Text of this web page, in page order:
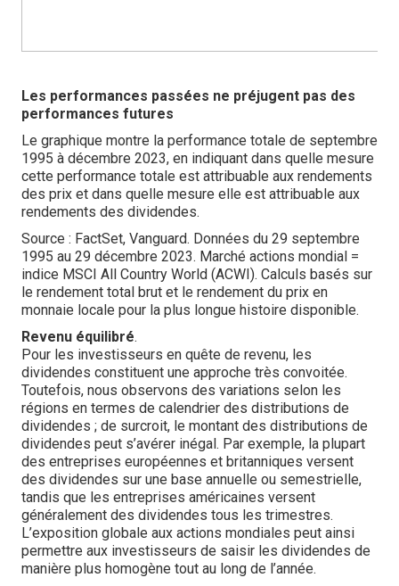
Les performances passées ne préjugent pas des
performances futures
Le graphique montre la performance totale de septembre
1995 à décembre 2023, en indiquant dans quelle mesure
cette performance totale est attribuable aux rendements
des prix et dans quelle mesure elle est attribuable aux
rendements des dividendes.
Source : FactSet, Vanguard. Données du 29 septembre
1995 au 29 décembre 2023. Marché actions mondial =
indice MSCI All Country World (ACWI). Calculs basés sur
le rendement total brut et le rendement du prix en
monnaie locale pour la plus longue histoire disponible.
Revenu équilibré.
Pour les investisseurs en quête de revenu, les
dividendes constituent une approche très convoitée.
Toutefois, nous observons des variations selon les
régions en termes de calendrier des distributions de
dividendes ; de surcroit, le montant des distributions de
dividendes peut s’avérer inégal. Par exemple, la plupart
des entreprises européennes et britanniques versent
des dividendes sur une base annuelle ou semestrielle,
tandis que les entreprises américaines versent
généralement des dividendes tous les trimestres.
L’exposition globale aux actions mondiales peut ainsi
permettre aux investisseurs de saisir les dividendes de
manière plus homogène tout au long de l’année.